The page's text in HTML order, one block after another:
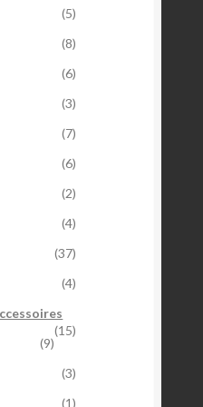
(5)
(8)
(6)
(3)
(7)
(6)
(2)
(4)
(37)
(4)
(15)
(9)
(3)
(1)